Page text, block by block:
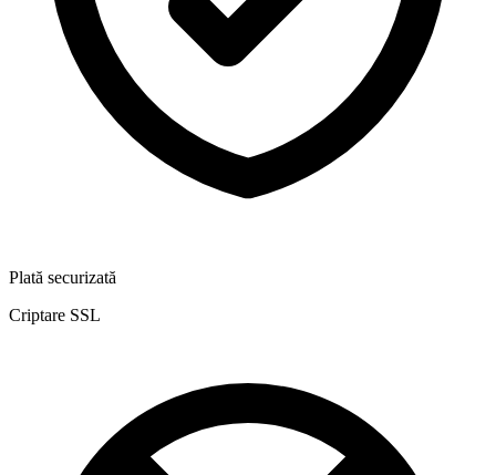
Plată securizată
Criptare SSL